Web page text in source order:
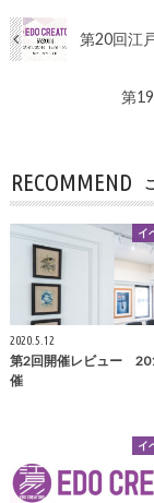
第20回江
第
RECOMMEND
イ
2020.5.12
第2回開催レビュー
催
イ